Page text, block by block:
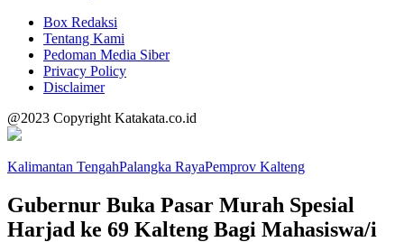
Box Redaksi
Tentang Kami
Pedoman Media Siber
Privacy Policy
Disclaimer
@2023 Copyright Katakata.co.id
Kalimantan TengahPalangka RayaPemprov Kalteng
Gubernur Buka Pasar Murah Spesial
Harjad ke 69 Kalteng Bagi Mahasiswa/i